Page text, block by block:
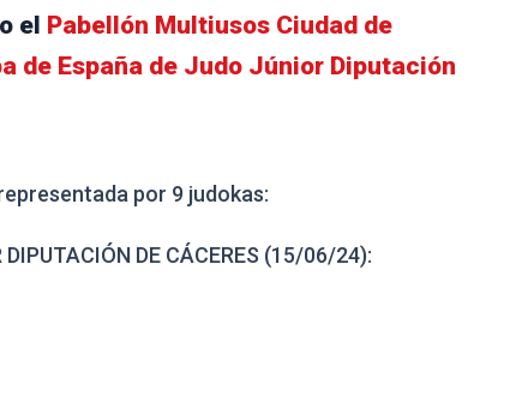
el Pabellón Multiusos Ciudad de
de España de Judo Júnior Diputación
por 9 judokas:
DIPUTACIÓN DE CÁCERES (15/06/24):